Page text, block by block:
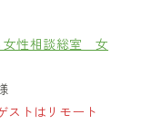
女性相談総室 女
ストはリモート